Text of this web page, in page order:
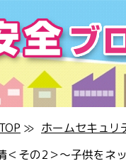
≫ ホームセキュリ
＜その2＞～子供をネ